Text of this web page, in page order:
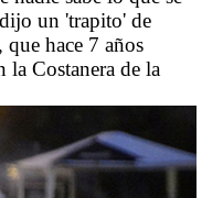
un 'trapito' de
hace 7 años
la Costanera de la